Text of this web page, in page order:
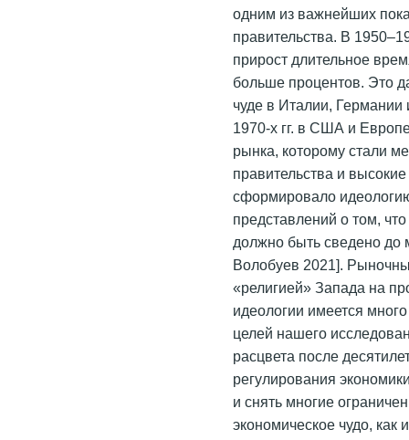
одним из важнейших
правительства. В
прирост длительное
больше процентов. Это
чуде в Италии,
1970-х гг. в США и
рынка, которому стали
правительства и
сформировало
представлений о том,
должно быть сведено
Волобуев 2021].
«религией» Запада на
идеологии имеется
целей нашего
расцвета после
регулирования
и снять многие
экономическое чудо, как